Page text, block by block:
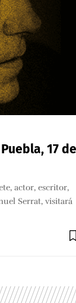
17 de
actor, escritor,
Serrat, visitará